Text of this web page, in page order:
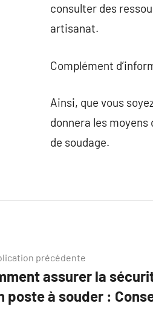
consulter des
artisanat.
Complément
Ainsi, que vous
donnera les
de soudage.
précédente
assurer la
poste à souder :